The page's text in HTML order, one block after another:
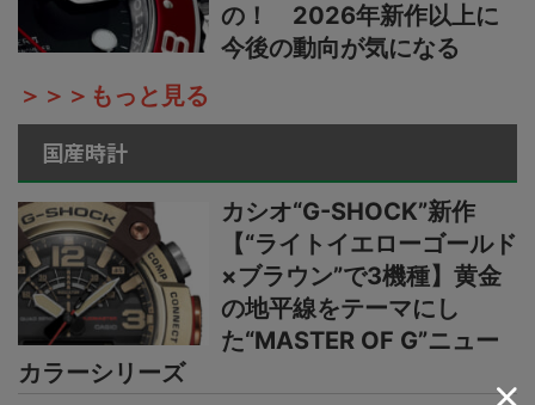
の！ 2026年新作以上に
今後の動向が気になる
＞＞＞もっと見る
国産時計
カシオ“G-SHOCK”新作
【“ライトイエローゴールド
×ブラウン”で3機種】黄金
の地平線をテーマにし
た“MASTER OF G”ニュー
カラーシリーズ